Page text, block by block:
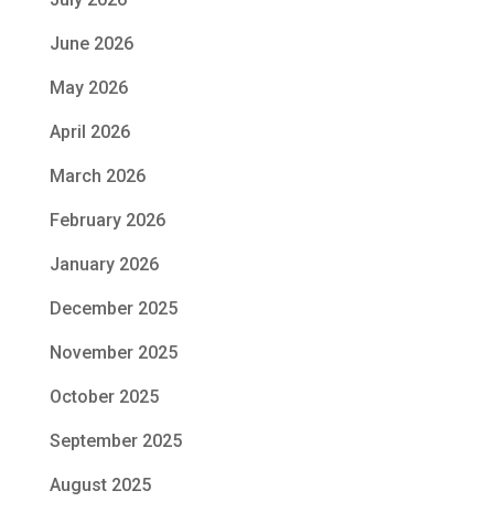
June 2026
May 2026
April 2026
March 2026
February 2026
January 2026
December 2025
November 2025
October 2025
September 2025
August 2025